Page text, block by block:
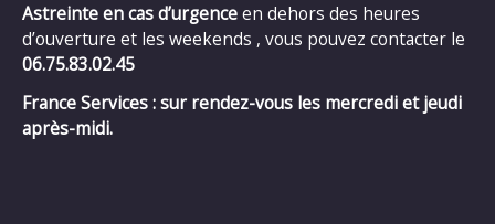
Astreinte en cas d’urgenceen dehors des heures
d’ouverture et les weekends , vous pouvez contacter le
06.75.83.02.45
France Services : sur rendez-vous les mercredi et jeudi
après-midi.